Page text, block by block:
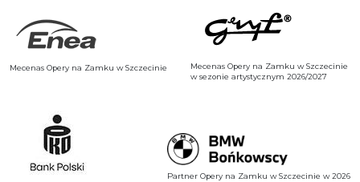
Mecenas Opery na Zamku w Szczecinie
Mecenas Opery na Zamku w Szczecinie
w sezonie artystycznym 2026/2027
Partner Opery na Zamku w Szczecinie w 2026